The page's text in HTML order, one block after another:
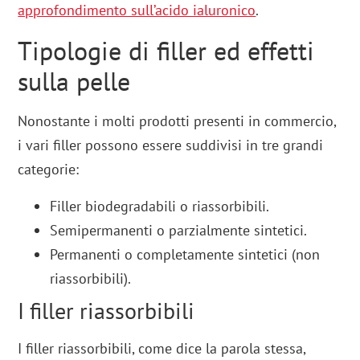
approfondimento sull’acido ialuronico.
Tipologie di filler ed effetti
sulla pelle
Nonostante i molti prodotti presenti in commercio,
i vari filler possono essere suddivisi in tre grandi
categorie:
Filler biodegradabili o riassorbibili.
Semipermanenti o parzialmente sintetici.
Permanenti o completamente sintetici (non
riassorbibili).
I filler riassorbibili
I filler riassorbibili, come dice la parola stessa,